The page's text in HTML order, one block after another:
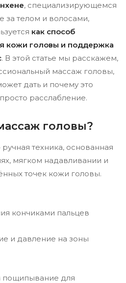
, специализирующемся
за телом и волосами,
как способ
кожи головы и поддержка
. В этой статье мы расскажем,
массаж головы,
дать и почему это
расслабление.
головы?
техника, основанная
мягком надавливании и
точек кожи головы.
кончиками пальцев
и давление на зоны
пощипывание для